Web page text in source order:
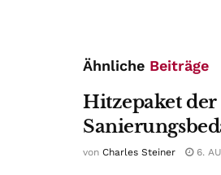
Ähnliche Beiträge
Hitzepaket
von Charles Steiner 6.